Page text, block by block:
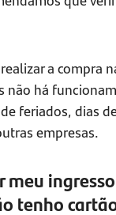
a compra
não há
feriados, dias
empresas.
meu
tenho